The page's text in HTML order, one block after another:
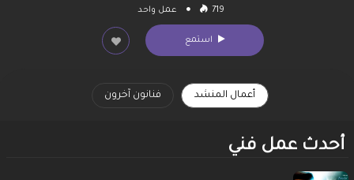
719 عمل واحد
استمع
أعمال المنشد فنانون آخرون
أحدث عمل فني